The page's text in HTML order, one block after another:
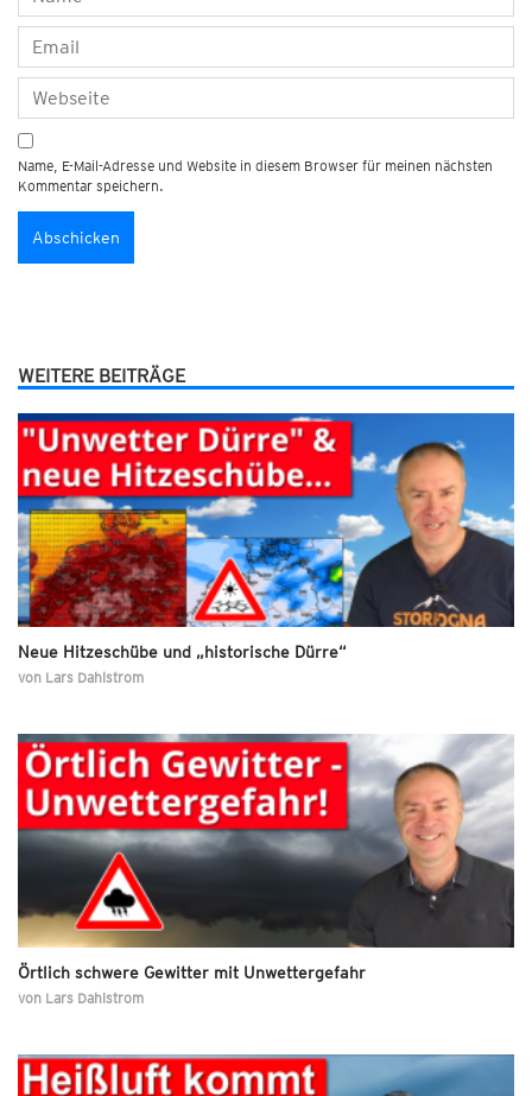
Name, E-Mail-Adresse und Website in diesem Browser für meinen nächsten
Kommentar speichern.
WEITERE BEITRÄGE
Neue Hitzeschübe und „historische Dürre“
von Lars Dahlstrom
Örtlich schwere Gewitter mit Unwettergefahr
von Lars Dahlstrom